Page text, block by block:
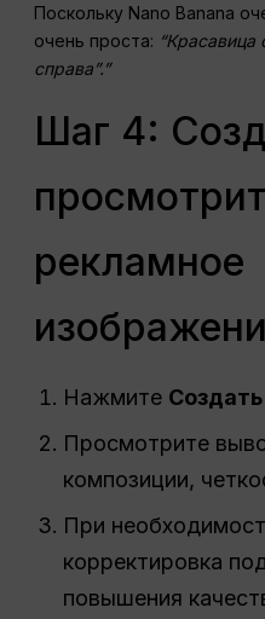
Поскольку Nano Banana
очень проста: “Красавица
справа”.”
Шаг 4:
рекламное
Нажмите Создать
Просмотрите
композиции,
При
корректировка
повышения